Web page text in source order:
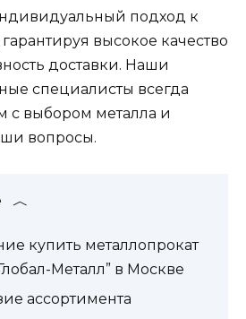
подход к
высокое качество
доставки. Наши
специалисты всегда
с выбором металла и
вопросы.
купить металлопрокат
Металл” в Москве
ассортимента